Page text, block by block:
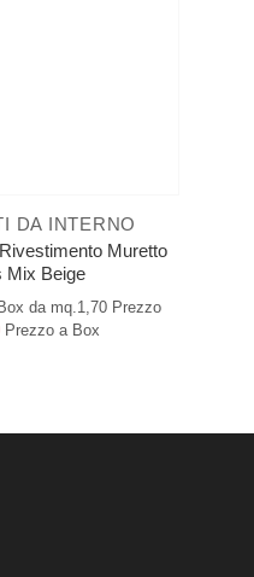
DA INTERNO
Muretto
Mix Beige
Box da mq.1,70 Prezzo
Prezzo a Box